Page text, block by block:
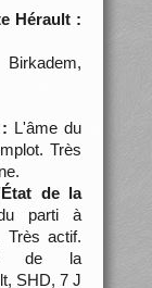
Hérault :
L'âme du
Très
de la
parti à
Très actif.
de la
SHD, 7 J